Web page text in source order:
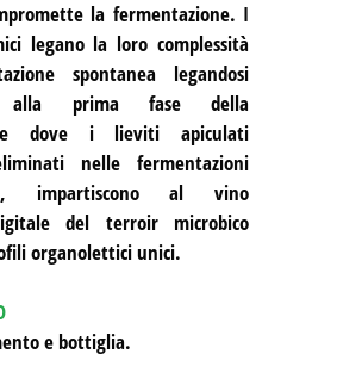
la fermentazione. I
legano la loro complessità
spontanea legandosi
alla prima fase della
dove i lieviti apiculati
nelle fermentazioni
impartiscono al vino
del terroir microbico
organolettici unici.
e bottiglia.